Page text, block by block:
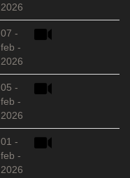
2026
07 -
feb -
2026
05 -
feb -
2026
01 -
feb -
2026